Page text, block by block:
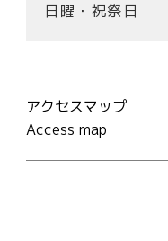
日曜・祝祭日
アクセスマップ
Access map